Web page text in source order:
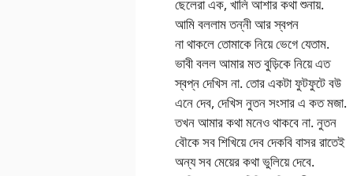
ছেলেরা এক, খালি আশার কথা শুনায়.
আমি বললাম তন্নী আর স্বপন
না থাকলে তোমাকে নিয়ে ভেগে যেতাম.
ভাবী বলল আমার মত বুড়িকে নিয়ে এত
স্বপ্ন দেখিস না. তোর একটা ফুটফুটে বউ
এনে দেব, দেখিস নুতন সংসার এ কত মজা.
তখন আমার কথা মনেও থাকবে না. নুতন
বৌকে সব শিখিয়ে দেব দেকবি বাসর রাতেই
অন্য সব মেয়ের কথা ভুলিয়ে দেবে.